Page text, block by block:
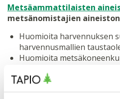
Metsäammattilaisten
metsänomistajien
Huomioita harvennuksen
harvennusmallien
Huomioita
Menetelmäkuvaus
tietoa hankkeesta​.